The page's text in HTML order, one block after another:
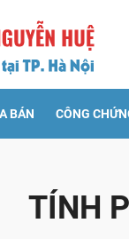
BÁN CÔNG
TÍNH